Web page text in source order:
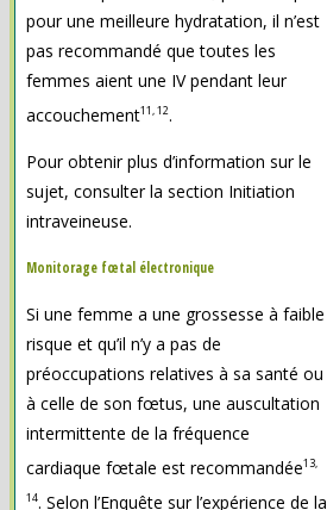
pour une meilleure hydratation, il n’est
pas recommandé que toutes les
femmes aient une IV pendant leur
accouchement11, 12.
Pour obtenir plus d’information sur le
sujet, consulter la section Initiation
intraveineuse.
Monitorage fœtal électronique
Si une femme a une grossesse à faible
risque et qu’il n’y a pas de
préoccupations relatives à sa santé ou
à celle de son fœtus, une auscultation
intermittente de la fréquence
cardiaque fœtale est recommandée13,
14. Selon l’Enquête sur l’expérience de la